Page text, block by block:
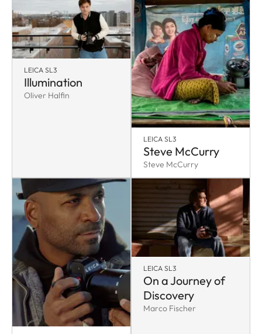
LEICA SL3
Illumination
Oliver Halfin
LEICA SL3
Steve McCurry
Steve McCurry
LEICA SL3
On a Journey of
Discovery
Marco Fischer